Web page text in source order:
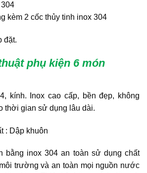
kèm 2 cốc thủy tinh inox 304
đặt.
phụ kiện 6 món
kính. Inox cao cấp, bền đẹp, không
thời gian sử dụng lâu dài.
: Dập khuôn
bằng inox 304 an toàn sử dụng chất
trường và an toàn mọi nguồn nước